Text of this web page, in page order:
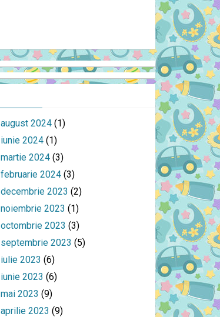
august 2024 (1)
iunie 2024 (1)
martie 2024 (3)
februarie 2024 (3)
decembrie 2023 (2)
noiembrie 2023 (1)
octombrie 2023 (3)
septembrie 2023 (5)
iulie 2023 (6)
iunie 2023 (6)
mai 2023 (9)
aprilie 2023 (9)